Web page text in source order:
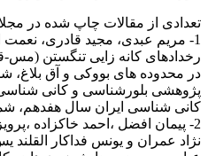
تعدادی از مقالات چاپ شده در
1- مريم عبدی، مجيد قادری، نعمت
رخدادهای کانه زايی تنگستن
در محدوده های بووکی و آق بلاغ،
پژوهشی بلورشناسی و کانی
کانی شناسی ايران سال هفدهم، شماره 3 (پاييز
2- پیمان افضل ،احمد خاکزاده
نژاد عمران و یونس فداکار القلند